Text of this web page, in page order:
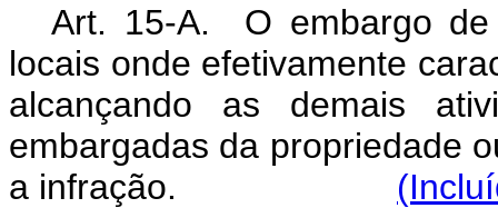
Art. 15-A. O embargo
locais onde efetivamente
alcançando as demais
embargadas da propriedade
a infração.